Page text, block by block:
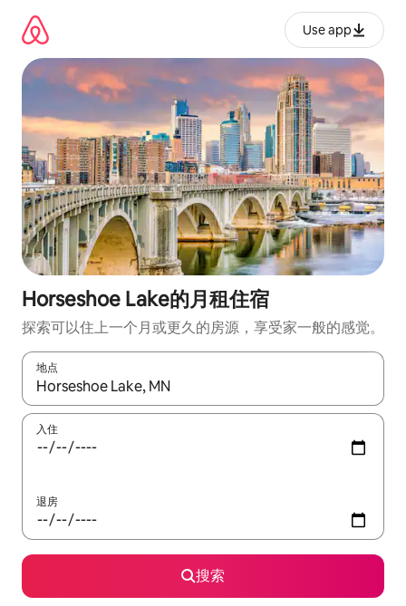
Use app
Horseshoe Lake的月租住宿
探索可以住上一个月或更久的房源，享受家一般的感觉。
地点
如有搜索结果，请使用上下方向键查看，或通过点击或滑动手势
入住
退房
搜索